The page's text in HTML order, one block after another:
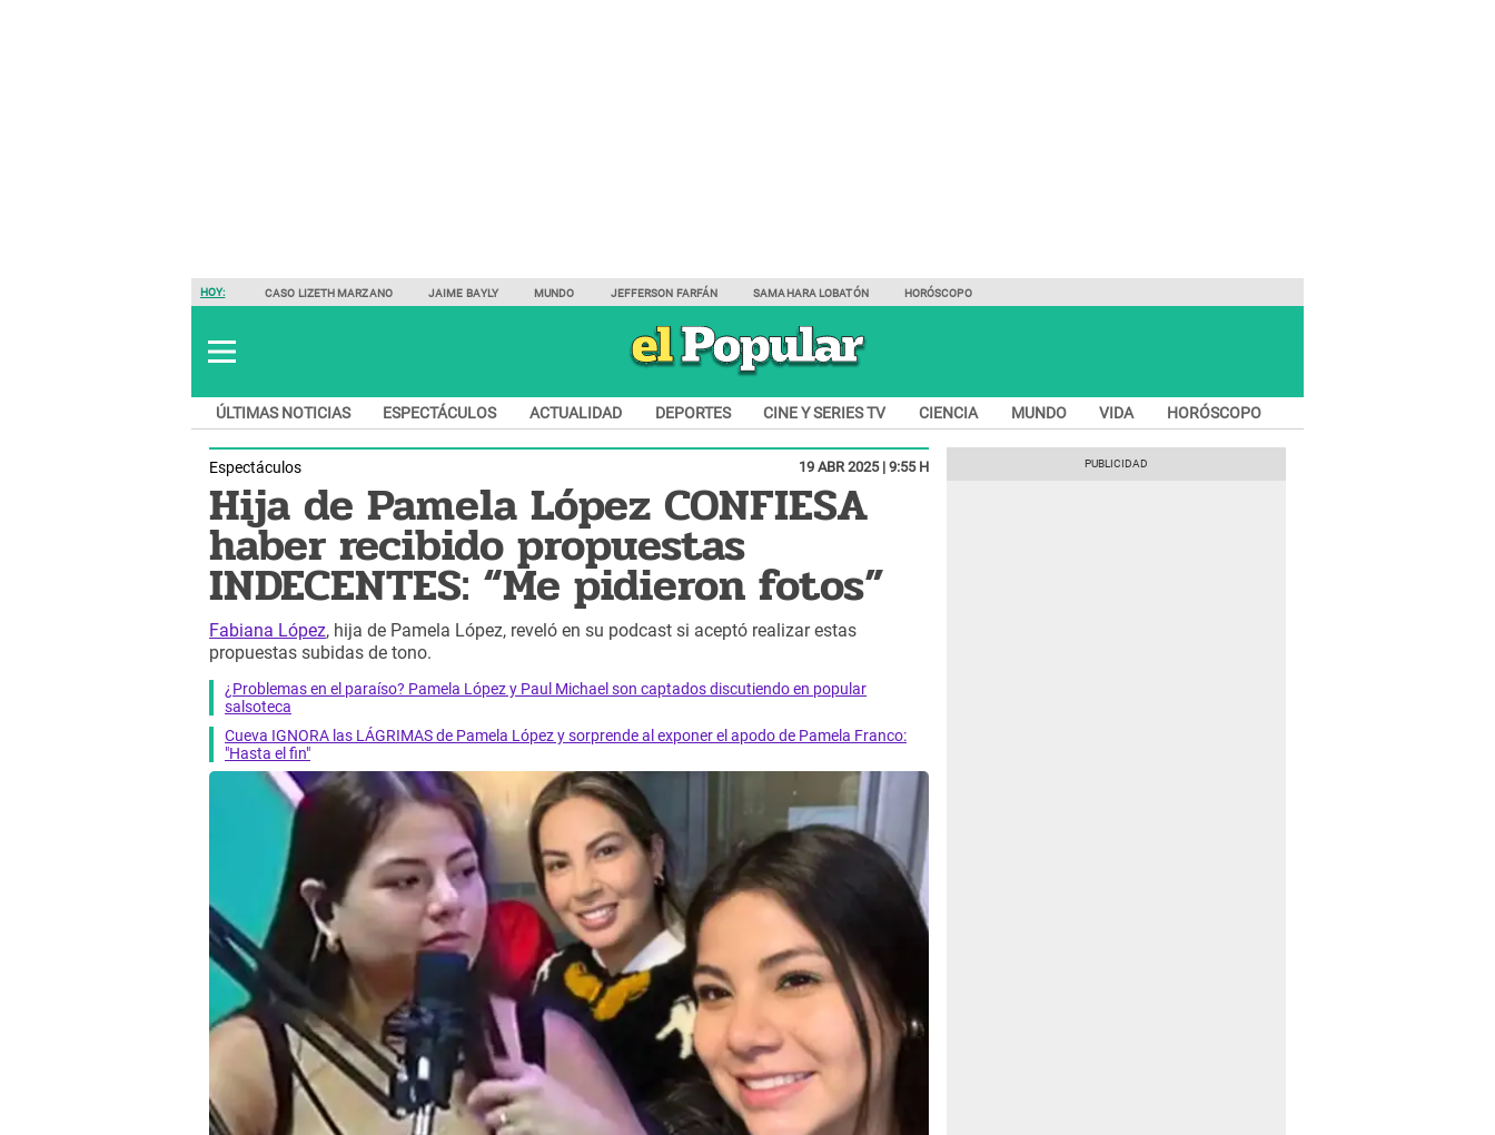
HOY: CASO LIZETH MARZANO JAIME BAYLY MUNDO JEFFERSON FARFÁN SAMAHARA LOBATÓN HORÓSCOPO
ÚLTIMAS NOTICIAS ESPECTÁCULOS ACTUALIDAD DEPORTES CINE Y SERIES TV CIENCIA MUNDO VIDA HORÓSCOPO
Espectáculos 19 ABR 2025 | 9:55 H
Hija de Pamela López CONFIESA
haber recibido propuestas
INDECENTES: “Me pidieron fotos”
Fabiana López, hija de Pamela López, reveló en su podcast si aceptó realizar estas
propuestas subidas de tono.
¿Problemas en el paraíso? Pamela López y Paul Michael son captados discutiendo en popular
salsoteca
Cueva IGNORA las LÁGRIMAS de Pamela López y sorprende al exponer el apodo de Pamela Franco:
"Hasta el fin"